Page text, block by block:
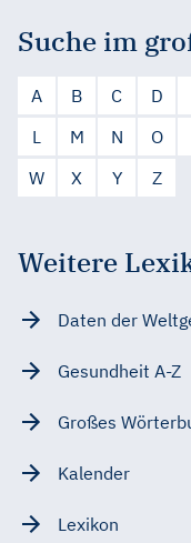
Suche im
A B C D
L
M N O
W
X Y Z
Weitere
Daten der
Gesundheit A-Z
Großes
Kalender
Lexikon